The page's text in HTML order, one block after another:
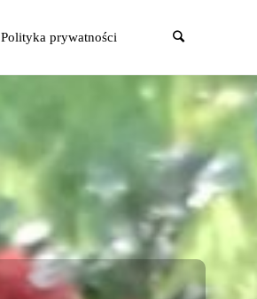
Polityka prywatności